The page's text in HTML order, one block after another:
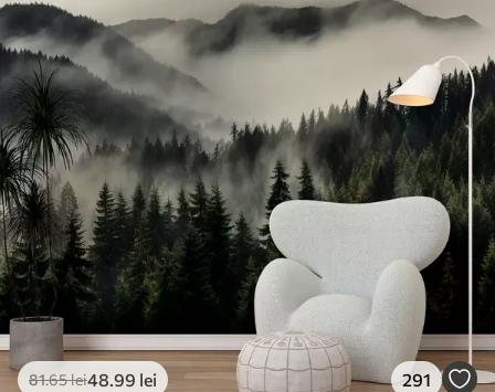
Standard
166.6599 .99 lei
Premium
220.02 132.01 lei/m²
Vinil Premium
250.00150.00 lei /m²
Peel and Stick
300.00180.00lei/m²
81.65lei48 .99 lei 291